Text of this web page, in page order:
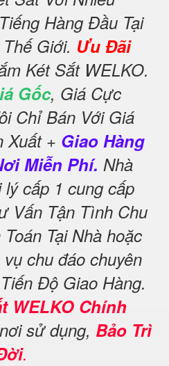
Hàng Đầu Tại
Giới. Ưu Đãi
Két Sắt WELKO.
Gốc, Giá Cực
Chỉ Bán Với Giá
Xuất + Giao Hàng
Miễn Phí. Nhà
cấp 1 cung cấp
Vấn Tận Tình Chu
Tại Nhà hoặc
chu đáo chuyên
Độ Giao Hàng.
WELKO Chính
sử dụng, Bảo Trì
.